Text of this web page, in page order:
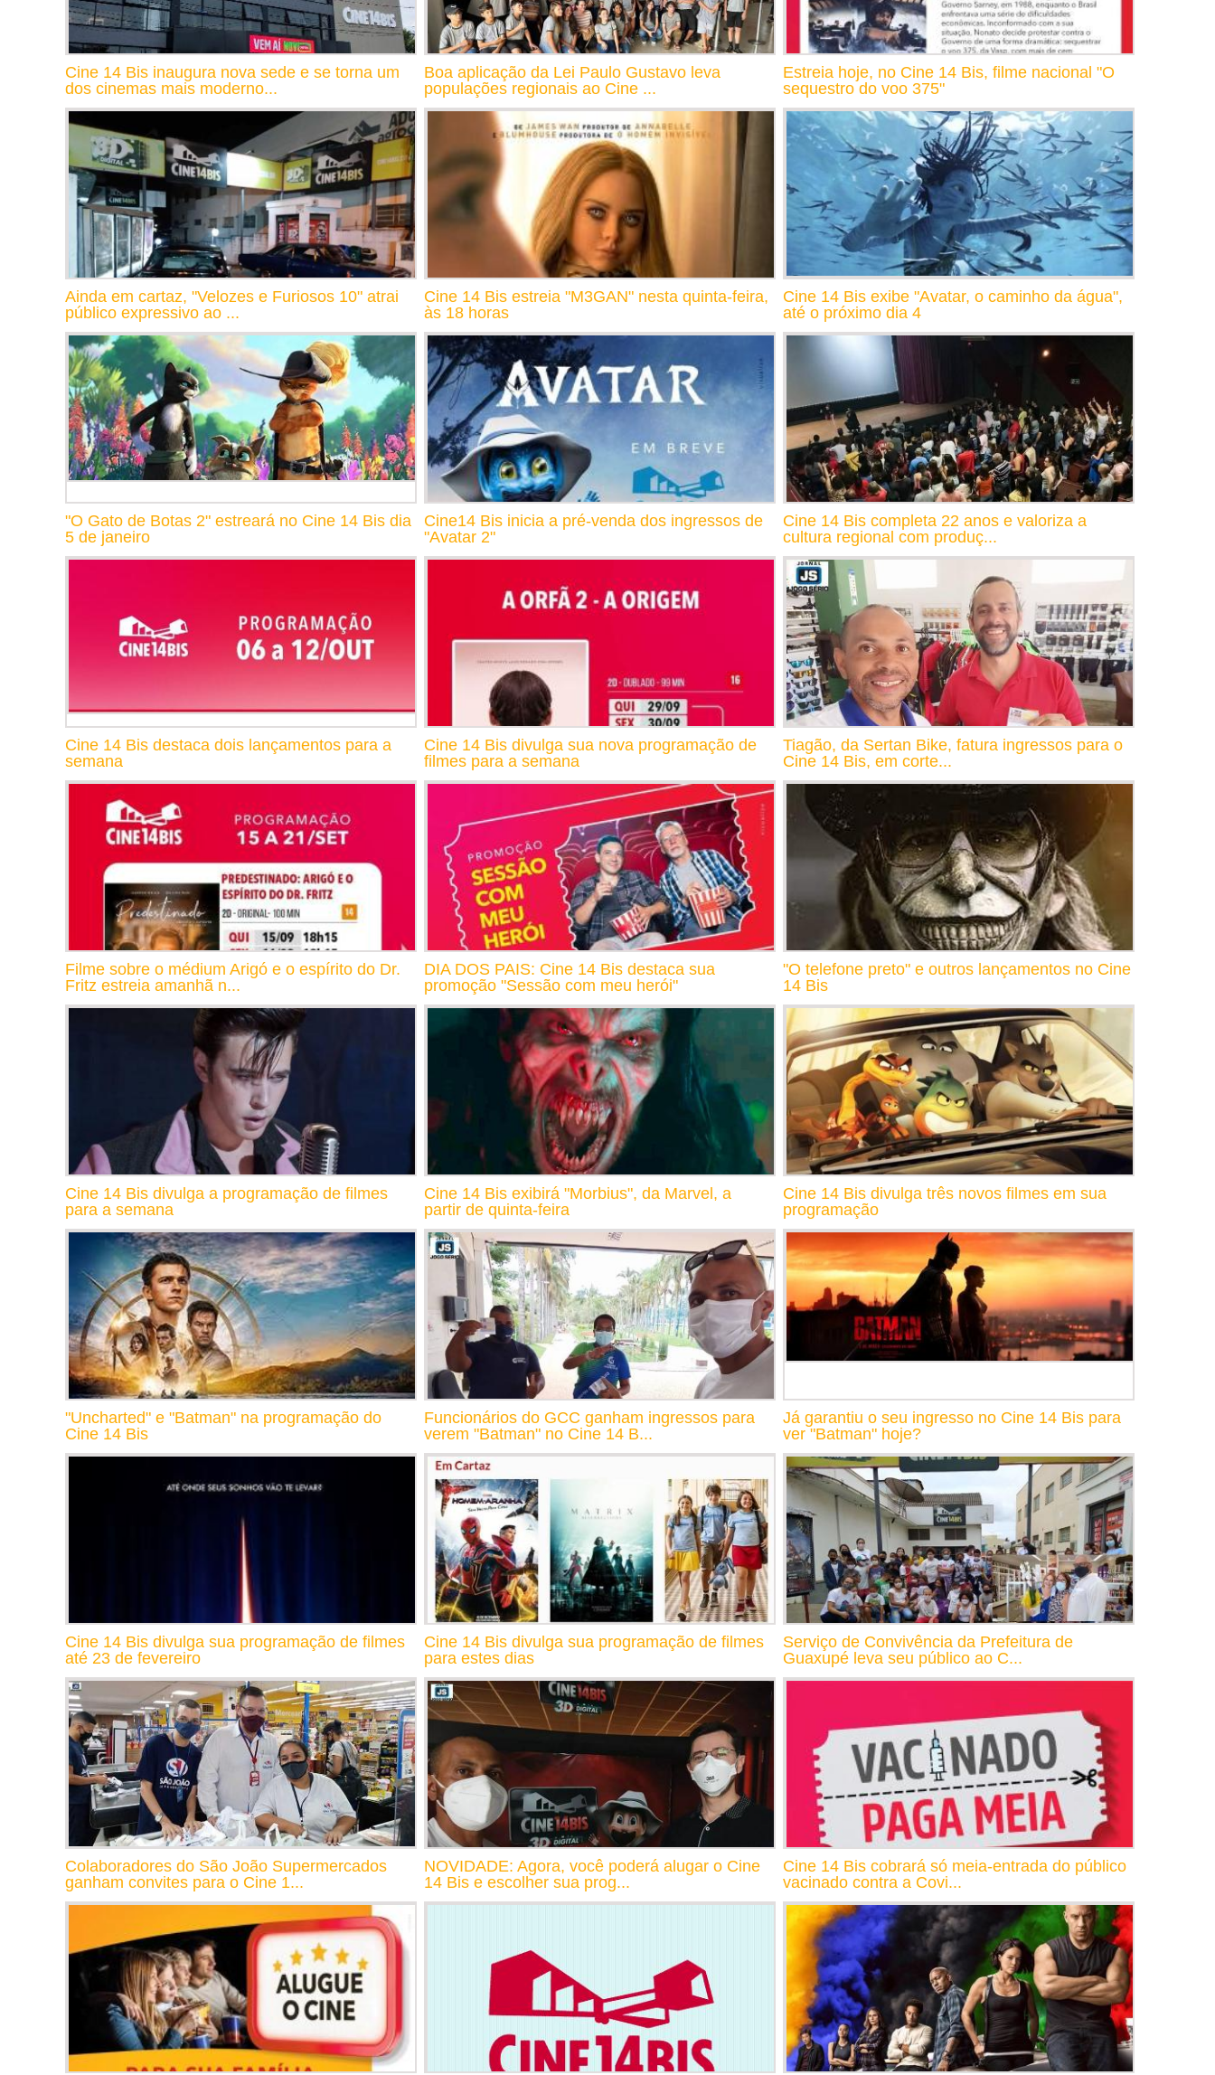
Cine 14 Bis inaugura nova sede e se torna um
dos cinemas mais moderno...
Boa aplicação da Lei Paulo Gustavo leva
populações regionais ao Cine ...
Estreia hoje, no Cine 14 Bis, filme nacional "O
sequestro do voo 375"
Ainda em cartaz, "Velozes e Furiosos 10" atrai
público expressivo ao ...
Cine 14 Bis estreia "M3GAN" nesta quinta-feira,
às 18 horas
Cine 14 Bis exibe "Avatar, o caminho da água",
até o próximo dia 4
"O Gato de Botas 2" estreará no Cine 14 Bis dia
5 de janeiro
Cine14 Bis inicia a pré-venda dos ingressos de
"Avatar 2"
Cine 14 Bis completa 22 anos e valoriza a
cultura regional com produç...
Cine 14 Bis destaca dois lançamentos para a
semana
Cine 14 Bis divulga sua nova programação de
filmes para a semana
Tiagão, da Sertan Bike, fatura ingressos para o
Cine 14 Bis, em corte...
Filme sobre o médium Arigó e o espírito do Dr.
Fritz estreia amanhã n...
DIA DOS PAIS: Cine 14 Bis destaca sua
promoção "Sessão com meu herói"
"O telefone preto" e outros lançamentos no Cine
14 Bis
Cine 14 Bis divulga a programação de filmes
para a semana
Cine 14 Bis exibirá "Morbius", da Marvel, a
partir de quinta-feira
Cine 14 Bis divulga três novos filmes em sua
programação
"Uncharted" e "Batman" na programação do
Cine 14 Bis
Funcionários do GCC ganham ingressos para
verem "Batman" no Cine 14 B...
Já garantiu o seu ingresso no Cine 14 Bis para
ver "Batman" hoje?
Cine 14 Bis divulga sua programação de filmes
até 23 de fevereiro
Cine 14 Bis divulga sua programação de filmes
para estes dias
Serviço de Convivência da Prefeitura de
Guaxupé leva seu público ao C...
Colaboradores do São João Supermercados
ganham convites para o Cine 1...
NOVIDADE: Agora, você poderá alugar o Cine
14 Bis e escolher sua prog...
Cine 14 Bis cobrará só meia-entrada do público
vacinado contra a Covi...